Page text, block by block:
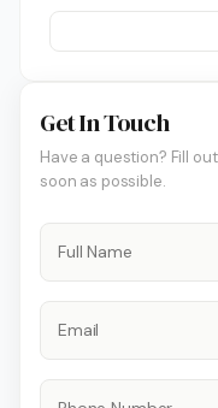
Get In Touch
Have a question? Fill
soon as possible.